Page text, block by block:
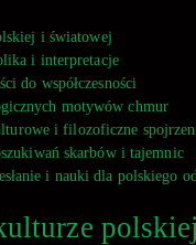
i światowej
i interpretacje
do współczesności
motywów chmur
i filozoficzne
skarbów i tajemnic
i nauki dla polskiego